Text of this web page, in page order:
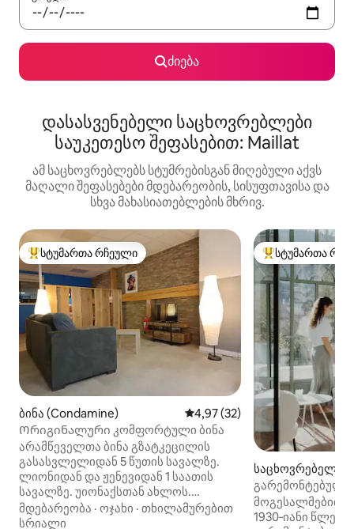
ძიება
დასასვენებელი საცხოვრებლები
საუკეთესო შეფასებით: Maillat
ამ საცხოვრებლებს სტუმრებისგან მიღებული აქვს
მაღალი შეფასებები მდებარეობის, სისუფთავისა და
სხვა მახასიათებლების მხრივ.
სტუმართა რჩეული მოწინავე ვარიანტი
სტუმართა რჩეული
ბინა (Condamine) საშუალო შეფასებაა 5‑დან
4,97 (32)
Ორიგინალური კომფორტული ბინა
არამწეველთა ბინა გზატკეცილის
გასასვლელიდან 5 წუთის სავალზე.
ლიონიდან და ჟენევიდან 1 საათის
სავალზე. უიონაქსთან ახლოს.
20 წუთში მოხვდებით
ლეს‑პლან‑დოტონის კურორტსა და
მდებარეობა · ოჯახი · თხილამურებით
სრიალი
სტუმართა
სტუმართა
საცხოვრებელი
გარემონტებული
ბაღი • ტბა 3
მოგესალმებით
1930‑იანი